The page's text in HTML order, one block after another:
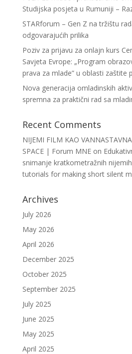
Studijska posjeta u Rumuniji –
STARforum – Gen Z na tržištu
odgovarajućih prilika
Poziv za prijavu za onlajn kurs
Savjeta Evrope: „Program
prava za mlade” u oblasti zaštite
Nova generacija omladinskih
spremna za praktični rad sa
Recent Comments
NIJEMI FILM KAO
SPACE | Forum MNEon
snimanje kratkometražnih
tutorials for making short silent
Archives
July 2026
May 2026
April 2026
December 2025
October 2025
September 2025
July 2025
June 2025
May 2025
April 2025